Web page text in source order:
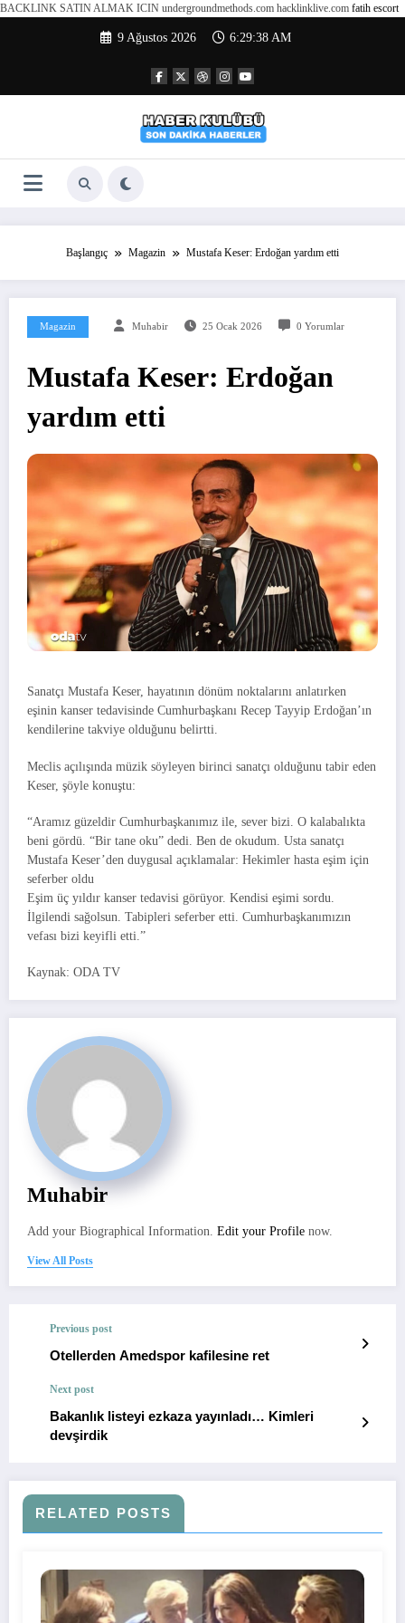
BACKLINK SATIN ALMAK ICIN undergroundmethods.com hacklinklive.com fatih escort
9 Ağustos 2026 6:29:39 AM
Başlangıç Magazin Mustafa Keser: Erdoğan yardım etti
Magazin Muhabir 25 Ocak 2026 0 Yorumlar
Mustafa Keser: Erdoğan
yardım etti
Sanatçı Mustafa Keser, hayatının dönüm noktalarını anlatırken
eşinin kanser tedavisinde Cumhurbaşkanı Recep Tayyip Erdoğan’ın
kendilerine takviye olduğunu belirtti.
Meclis açılışında müzik söyleyen birinci sanatçı olduğunu tabir eden
Keser, şöyle konuştu:
“Aramız güzeldir Cumhurbaşkanımız ile, sever bizi. O kalabalıkta
beni gördü. “Bir tane oku” dedi. Ben de okudum. Usta sanatçı
Mustafa Keser’den duygusal açıklamalar: Hekimler hasta eşim için
seferber oldu
Eşim üç yıldır kanser tedavisi görüyor. Kendisi eşimi sordu.
İlgilendi sağolsun. Tabipleri seferber etti. Cumhurbaşkanımızın
vefası bizi keyifli etti.”
Kaynak: ODA TV
Muhabir
Add your Biographical Information. Edit your Profile now.
View All Posts
Previous post
Otellerden Amedspor kafilesine ret
Next post
Bakanlık listeyi ezkaza yayınladı… Kimleri
devşirdik
RELATED POSTS